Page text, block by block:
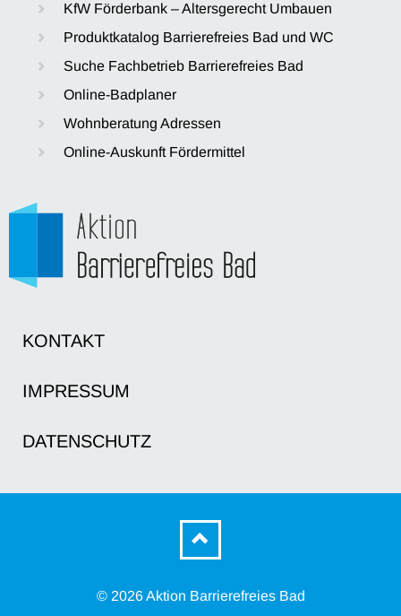
KfW Förderbank – Altersgerecht Umbauen
Produktkatalog Barrierefreies Bad und WC
Suche Fachbetrieb Barrierefreies Bad
Online-Badplaner
Wohnberatung Adressen
Online-Auskunft Fördermittel
KONTAKT
IMPRESSUM
DATENSCHUTZ
© 2026 Aktion Barrierefreies Bad